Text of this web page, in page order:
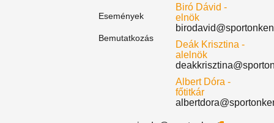
Események
Bemutatkozás
Biró Dávid -
elnök
Deák Krisztina -
alelnök
Albert Dóra -
főtitkár